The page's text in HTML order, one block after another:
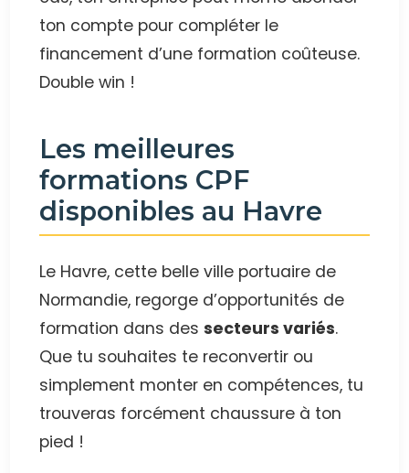
ton compte pour compléter le
financement d’une formation coûteuse.
Double win !
Les meilleures
formations CPF
disponibles au Havre
Le Havre, cette belle ville portuaire de
Normandie, regorge d’opportunités de
formation dans dessecteurs variés.
Que tu souhaites te reconvertir ou
simplement monter en compétences, tu
trouveras forcément chaussure à ton
pied !